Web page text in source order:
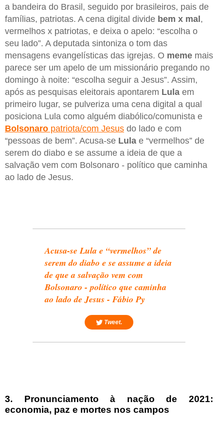
a bandeira do Brasil, seguido por brasileiros, pais de
famílias, patriotas. A cena digital divide bem x mal,
vermelhos x patriotas, e deixa o apelo: “escolha o
seu lado”. A deputada sintoniza o tom das
mensagens evangelísticas das igrejas. O meme mais
parece ser um apelo de um missionário pregando no
domingo à noite: “escolha seguir a Jesus”. Assim,
após as pesquisas eleitorais apontarem Lula em
primeiro lugar, se pulveriza uma cena digital a qual
posiciona Lula como alguém diabólico/comunista e
Bolsonaro patriota/com Jesus do lado e com
“pessoas de bem”. Acusa-se Lula e “vermelhos” de
serem do diabo e se assume a ideia de que a
salvação vem com Bolsonaro - político que caminha
ao lado de Jesus.
Acusa-se Lula e “vermelhos” de
serem do diabo e se assume a ideia
de que a salvação vem com
Bolsonaro - político que caminha
ao lado de Jesus - Fábio Py
Tweet.
3. Pronunciamento à nação de 2021:
economia, paz e mortes nos campos